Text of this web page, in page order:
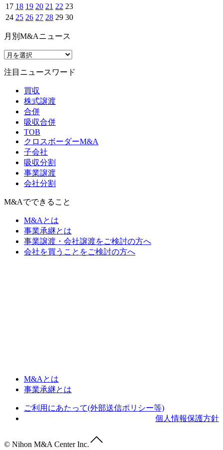
17 18 19 20 21 22 23
24 25 26 27 28 29 30
月別M&Aニュース
注目ニュースワード
買収
株式譲渡
合併
吸収合併
TOB
クロスボーダーM&A
子会社
吸収分割
事業譲渡
会社分割
M&Aでできること
M&Aとは
事業承継とは
事業譲渡・会社譲渡をご検討の方へ
会社を買うことをご検討の方へ
M&Aとは
事業承継とは
ご利用にあたって(外部送信ポリシー等)
個人情報保護方針
© Nihon M&A Center Inc.